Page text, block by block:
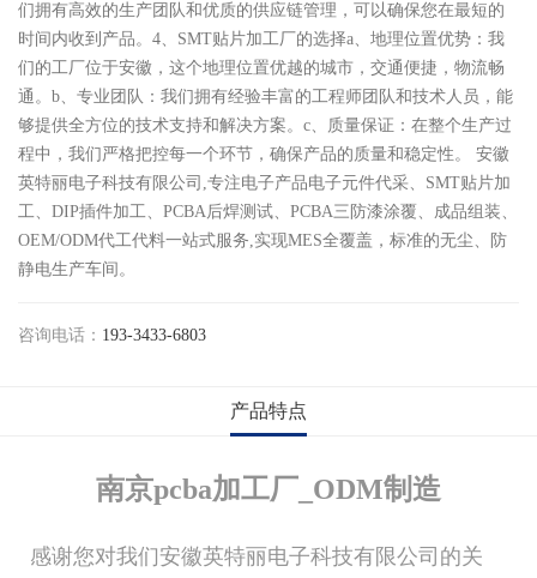
们拥有高效的生产团队和优质的供应链管理，可以确保您在最短的
时间内收到产品。4、SMT贴片加工厂的选择a、地理位置优势：我
们的工厂位于安徽，这个地理位置优越的城市，交通便捷，物流畅
通。b、专业团队：我们拥有经验丰富的工程师团队和技术人员，能
够提供全方位的技术支持和解决方案。c、质量保证：在整个生产过
程中，我们严格把控每一个环节，确保产品的质量和稳定性。 安徽
英特丽电子科技有限公司,专注电子产品电子元件代采、SMT贴片加
工、DIP插件加工、PCBA后焊测试、PCBA三防漆涂覆、成品组装、
OEM/ODM代工代料一站式服务,实现MES全覆盖，标准的无尘、防
静电生产车间。
咨询电话： 193-3433-6803
产品特点
南京pcba加工厂_ODM制造
感谢您对我们安徽英特丽电子科技有限公司的关